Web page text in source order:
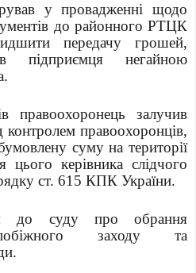
у провадженні щодо
до районного РТЦК
передачу грошей,
підприємця негайною
правоохоронець залучив
правоохоронців,
суму на території
керівника слідчого
ст. 615 КПК України.
до суду про обрання
заходу та